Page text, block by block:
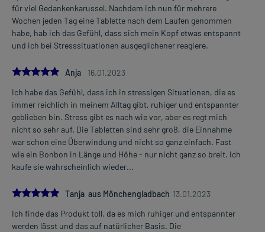
für viel Gedankenkarussel. Nachdem ich nun für mehrere
Wochen jeden Tag eine Tablette nach dem Laufen genommen
habe, hab ich das Gefühl, dass sich mein Kopf etwas entspannt
und ich bei Stresssituationen ausgeglichener reagiere.
5.0Anja
16.01.2023
Ich habe das Gefühl, dass ich in stressigen Situationen, die es
immer reichlich in meinem Alltag gibt, ruhiger und entspannter
geblieben bin. Stress gibt es nach wie vor, aber es regt mich
nicht so sehr auf. Die Tabletten sind sehr groß, die Einnahme
war schon eine Überwindung und nicht so ganz einfach. Fast
wie ein Bonbon in Länge und Höhe - nur nicht ganz so breit. Ich
kaufe sie wahrscheinlich wieder...
5.0
Tanja aus Mönchengladbach 13.01.2023
Ich finde das Produkt toll, da es mich ruhiger und entspannter
werden lässt und das auf natürlicher Basis. Die